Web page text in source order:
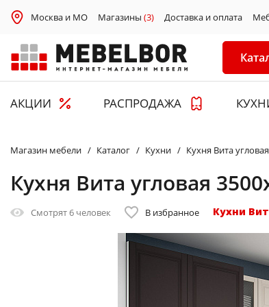
Москва и МО Магазины (3) Доставка и оплата
АКЦИИ РАСПРОДАЖА
Магазин мебели Каталог Кухни Кухня Вита
Кухня Вита угловая
Смотрят6 человек В избранное Кухни